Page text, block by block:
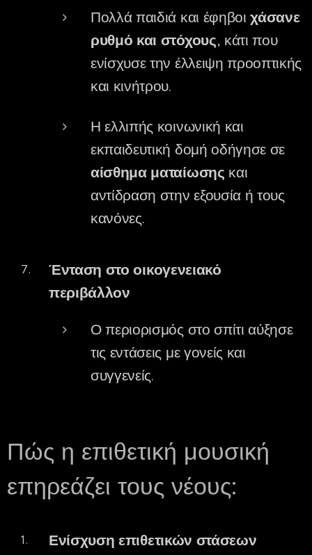
Πολλά παιδιά και έφηβοιχάσανε
ρυθμό και στόχους, κάτι που
ενίσχυσε την έλλειψη προοπτικής
και κινήτρου.
Η ελλιπής κοινωνική και
εκπαιδευτική δομή οδήγησε σε
αίσθημα ματαίωσης και
αντίδραση στην εξουσία ή τους
κανόνες.
Ένταση στο οικογενειακό
περιβάλλον
Ο περιορισμός στο σπίτι αύξησε
τις εντάσεις με γονείς και
συγγενείς.
Πώς η επιθετική μουσική
επηρεάζει τους νέους:
Ενίσχυση επιθετικών στάσεων